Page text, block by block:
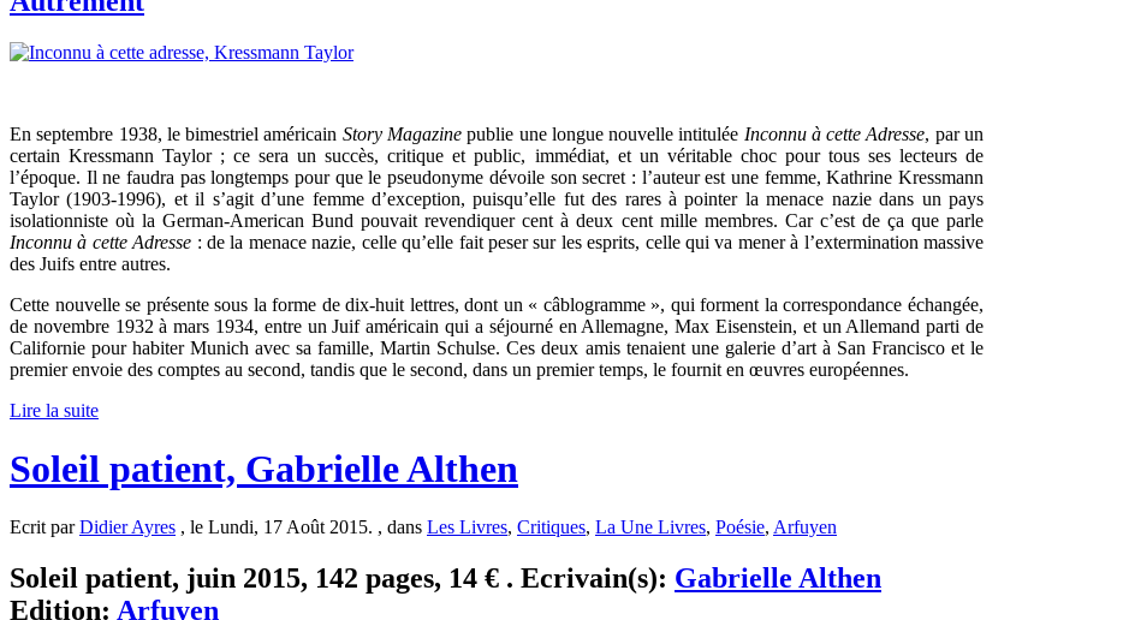
En septembre 1938, le bimestriel américain Story Magazinepublie une longue nouvelle intitulée Inconnu à cette Adresse, par un
certain Kressmann Taylor ; ce sera un succès, critique et public, immédiat, et un véritable choc pour tous ses lecteurs de
l’époque. Il ne faudra pas longtemps pour que le pseudonyme dévoile son secret : l’auteur est une femme, Kathrine Kressmann
Taylor (1903-1996), et il s’agit d’une femme d’exception, puisqu’elle fut des rares à pointer la menace nazie dans un pays
isolationniste où la German-American Bund pouvait revendiquer cent à deux cent mille membres. Car c’est de ça que parle
Inconnu à cette Adresse : de la menace nazie, celle qu’elle fait peser sur les esprits, celle qui va mener à l’extermination massive
des Juifs entre autres.
Cette nouvelle se présente sous la forme de dix-huit lettres, dont un « câblogramme », qui forment la correspondance échangée,
de novembre 1932 à mars 1934, entre un Juif américain qui a séjourné en Allemagne, Max Eisenstein, et un Allemand parti de
Californie pour habiter Munich avec sa famille, Martin Schulse. Ces deux amis tenaient une galerie d’art à San Francisco et le
premier envoie des comptes au second, tandis que le second, dans un premier temps, le fournit en œuvres européennes.
Lire la suite
Soleil patient, Gabrielle Althen
Ecrit parDidier Ayres , le Lundi, 17 Août 2015. , dans Les Livres, Critiques, La Une Livres, Poésie, Arfuyen
Soleil patient, juin 2015, 142 pages, 14 € . Ecrivain(s): Gabrielle Althen
Edition: Arfuyen